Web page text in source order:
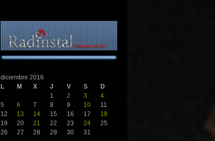
diciembre 2016
L
M X J V S
D
1
2 3
4
5
6 7 8 9 10
11
12
13 14 15 16 17
18
19
20 21 22 23 24
25
26
27 28 29 30 31